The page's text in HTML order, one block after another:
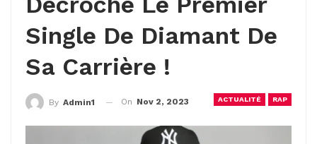
Single De Diamant De
Sa Carrière !
ACTUALITÉ RAP
By Admin1 On Nov 2, 2023